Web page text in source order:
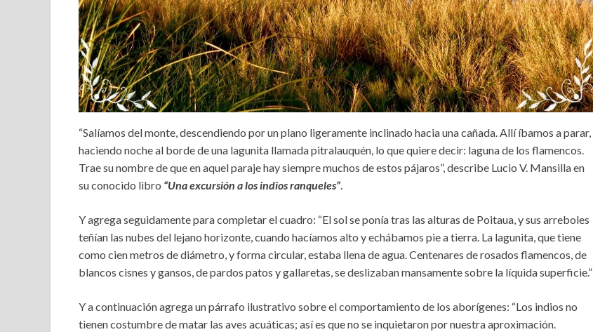
“Salíamos del monte, descendiendo por un plano ligeramente inclinado hacia una cañada. Allí íbamos a parar,
haciendo noche al borde de una lagunita llamada pitralauquén, lo que quiere decir: laguna de los flamencos.
Trae su nombre de que en aquel paraje hay siempre muchos de estos pájaros”, describe Lucio V. Mansilla en
su conocido libro “Una excursión a los indios ranqueles”.
Y agrega seguidamente para completar el cuadro: “El sol se ponía tras las alturas de Poitaua, y sus arreboles
teñían las nubes del lejano horizonte, cuando hacíamos alto y echábamos pie a tierra. La lagunita, que tiene
como cien metros de diámetro, y forma circular, estaba llena de agua. Centenares de rosados flamencos, de
blancos cisnes y gansos, de pardos patos y gallaretas, se deslizaban mansamente sobre la líquida superficie.”
Y a continuación agrega un párrafo ilustrativo sobre el comportamiento de los aborígenes: “Los indios no
tienen costumbre de matar las aves acuáticas; así es que no se inquietaron por nuestra aproximación.